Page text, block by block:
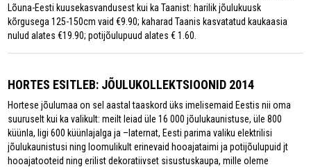
Lõuna-Eesti kuusekasvandusest kui ka Taanist: harilik jõulukuusk
kõrgusega 125-150cm vaid €9.90; kaharad Taanis kasvatatud kaukaasia
nulud alates €19.90; potijõulupuud alates € 1.60.
HORTES ESITLEB: JÕULUKOLLEKTSIOONID 2014
Hortese jõulumaa on sel aastal taaskord üks imelisemaid Eestis nii oma
suuruselt kui ka valikult: meilt leiad üle 16 000 jõulukaunistuse, üle 800
küünla, ligi 600 küünlajalga ja –laternat, Eesti parima valiku elektrilisi
jõulukaunistusi ning loomulikult erinevaid hooajataimi ja potijõulupuid jt
hooajatooteid ning erilist dekoratiivset sisustuskaupa, mille oleme